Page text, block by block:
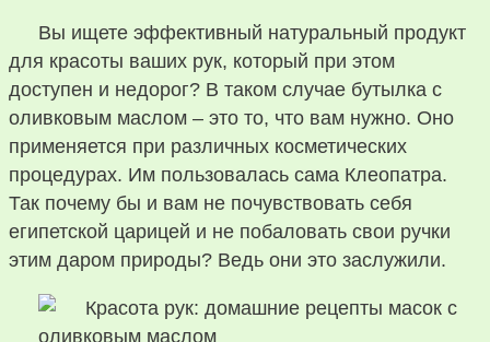
Вы ищете эффективный натуральный продукт
для красоты ваших рук, который при этом
доступен и недорог? В таком случае бутылка с
оливковым маслом – это то, что вам нужно. Оно
применяется при различных косметических
процедурах. Им пользовалась сама Клеопатра.
Так почему бы и вам не почувствовать себя
египетской царицей и не побаловать свои ручки
этим даром природы? Ведь они это заслужили.